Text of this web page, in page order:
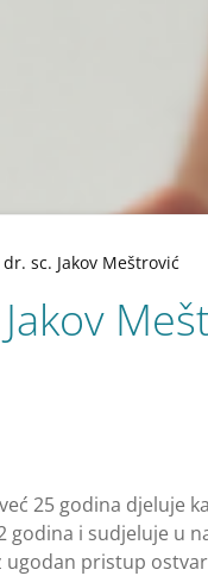
dr. sc. Jakov Meštrović
25 godina djeluje
godina i sudjeluje u
ugodan pristup